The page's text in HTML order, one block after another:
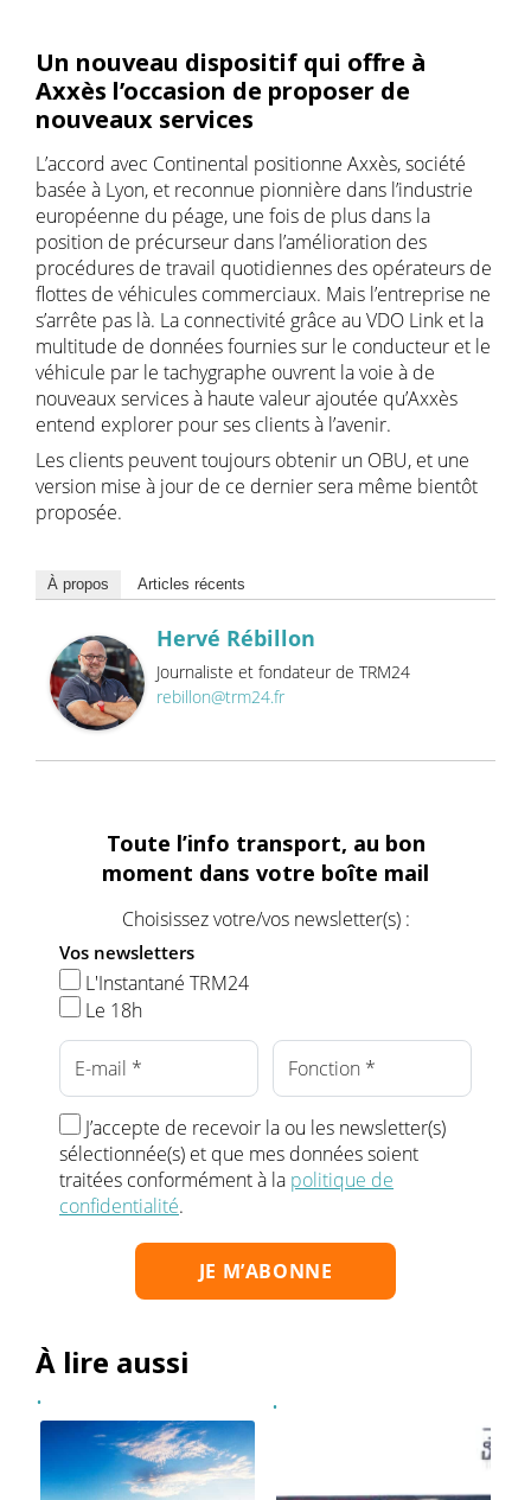
Un nouveau dispositif qui offre à
Axxès l’occasion de proposer de
nouveaux services
L’accord avec Continental positionne Axxès, société
basée à Lyon, et reconnue pionnière dans l’industrie
européenne du péage, une fois de plus dans la
position de précurseur dans l’amélioration des
procédures de travail quotidiennes des opérateurs de
flottes de véhicules commerciaux. Mais l’entreprise ne
s’arrête pas là. La connectivité grâce au VDO Link et la
multitude de données fournies sur le conducteur et le
véhicule par le tachygraphe ouvrent la voie à de
nouveaux services à haute valeur ajoutée qu’Axxès
entend explorer pour ses clients à l’avenir.
Les clients peuvent toujours obtenir un OBU, et une
version mise à jour de ce dernier sera même bientôt
proposée.
À propos Articles récents
Hervé Rébillon
Journaliste et fondateur de TRM24
rebillon@trm24.fr
Toute l’info transport, au bon
moment dans votre boîte mail
Choisissez votre/vos newsletter(s) :
Vos newsletters
L'Instantané TRM24
Le 18h
J’accepte de recevoir la ou les newsletter(s)
sélectionnée(s) et que mes données soient
traitées conformément à la politique de
confidentialité.
À lire aussi